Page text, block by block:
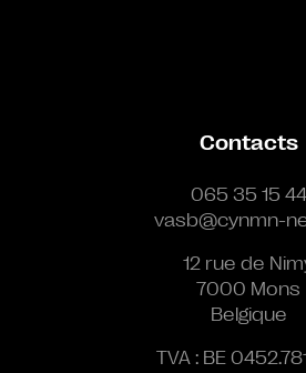
Contacts
065 35 15 44
vasb@cynmn-
12 rue de
7000 Mons
Belgique
TVA : BE